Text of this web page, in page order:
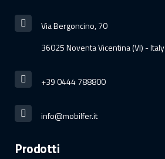
Via Bergoncino, 70
36025 Noventa Vicentina (VI) - Italy
+39 0444 788800
info@mobilfer.it
Prodotti